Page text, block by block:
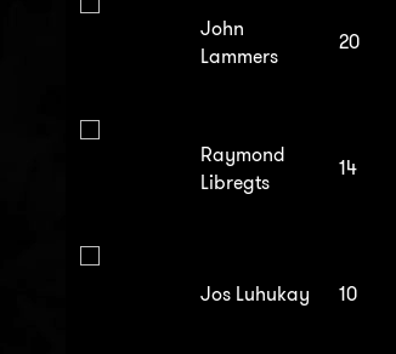
John
Lammers
20
Raymond
Libregts
14
Jos Luhukay 10